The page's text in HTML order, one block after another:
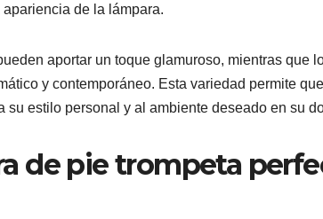
de la lámpara.
aportar un toque glamuroso, mientras que
y contemporáneo. Esta variedad permite
estilo personal y al ambiente deseado en su
de pie trompeta